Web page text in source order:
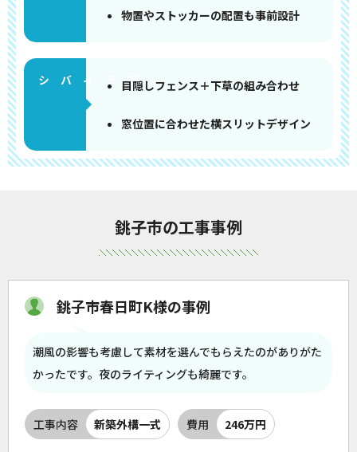
物置やストッカーの配置も事前設計
目隠しフェンス＋下草の組み合わせ
窓位置に合わせた横スリットデザイン
銚子市の工事事例
銚子市春日町K様の事例
潮風の影響も考慮して素材を選んでもらえたのがありがた
かったです。夜のライティングも綺麗です。
工事内容 新築外構一式 費用 246万円